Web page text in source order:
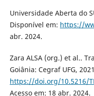
Universidade Aberta do
Disponível em: https://
abr. 2024.
Zara ALSA (org.) et al..
Goiânia: Cegraf UFG,
https://doi.org/10.5216/
Acesso em: 18 abr. 2024.